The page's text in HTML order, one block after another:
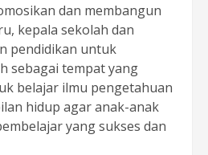
dan membangun
kepala sekolah dan
pendidikan untuk
sebagai tempat yang
belajar ilmu pengetahuan
hidup agar anak-anak
yang sukses dan